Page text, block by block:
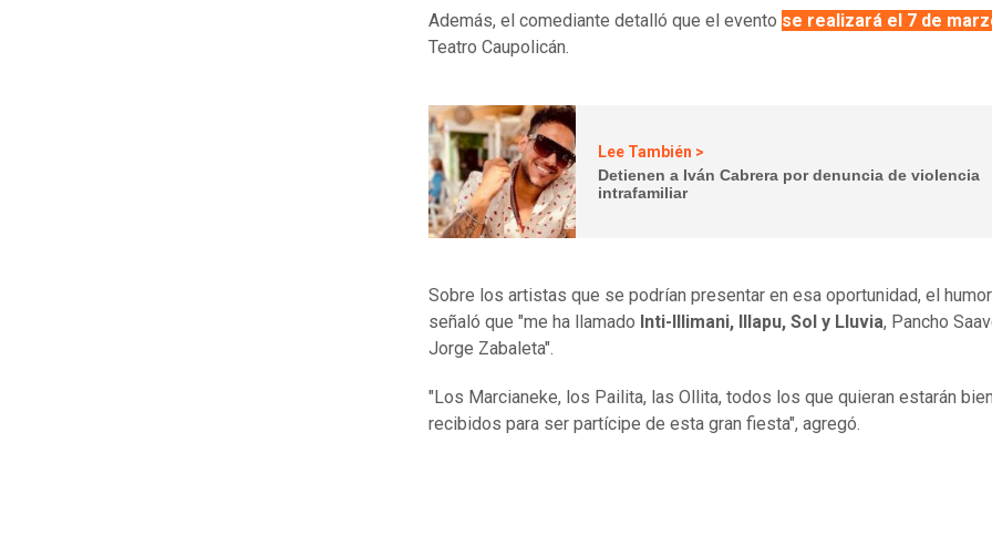
Además, el comediante detalló que el evento se realizará el 7 de
Teatro Caupolicán.
Lee También >
Detienen a Iván Cabrera por denuncia de violencia
intrafamiliar
Sobre los artistas que se podrían presentar en esa oportunidad, el
señaló que "me ha llamado Inti-Illimani, Illapu, Sol y Lluvia, Pancho
Jorge Zabaleta".
"Los Marcianeke, los Pailita, las Ollita, todos los que quieran estarán
recibidos para ser partícipe de esta gran fiesta", agregó.